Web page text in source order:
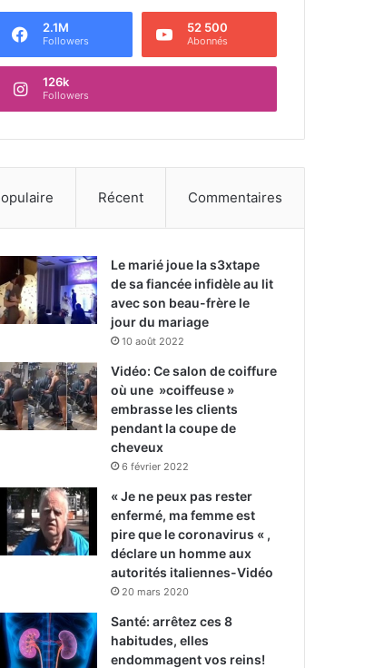
2.1M
Followers
52 500
Abonnés
126k
Followers
Récent Commentaires
Le marié joue la s3xtape
de sa fiancée infidèle au lit
avec son beau-frère le
jour du mariage
10 août 2022
Vidéo: Ce salon de coiffure
où une »coiffeuse »
embrasse les clients
pendant la coupe de
cheveux
6 février 2022
« Je ne peux pas rester
enfermé, ma femme est
pire que le coronavirus « ,
déclare un homme aux
autorités italiennes-Vidéo
20 mars 2020
Santé: arrêtez ces 8
habitudes, elles
endommagent vos reins!